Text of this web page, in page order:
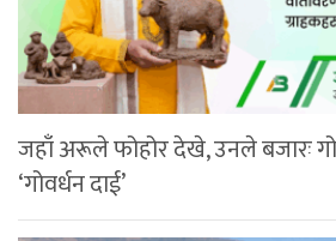
जहाँ अरूले फोहोर देखे, उनले बजारः
‘गोवर्धन दाई’